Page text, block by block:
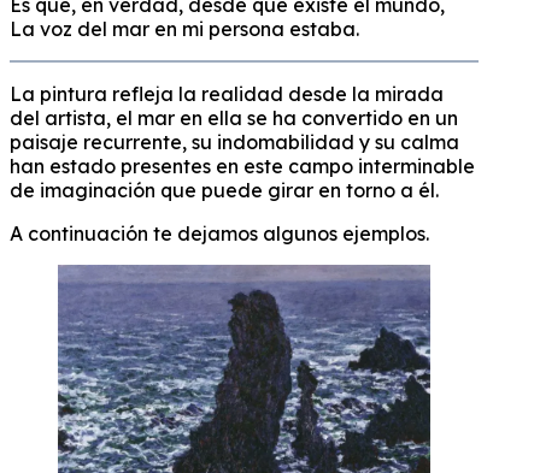
Es que, en verdad, desde que existe el mundo,
La voz del mar en mi persona estaba.
La pintura refleja la realidad desde la mirada
del artista, el mar en ella se ha convertido en un
paisaje recurrente, su indomabilidad y su calma
han estado presentes en este campo interminable
de imaginación que puede girar en torno a él.
A continuación te dejamos algunos ejemplos.